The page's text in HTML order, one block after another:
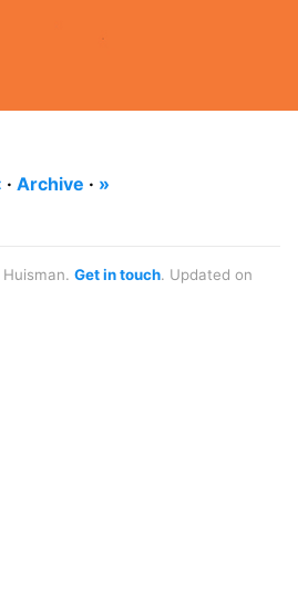
· Archive · »
Get in touch. Updated on